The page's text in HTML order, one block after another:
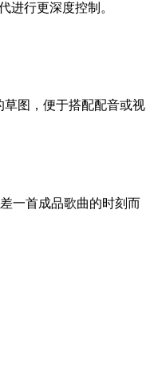
进行更深度控制。
图，便于搭配配音或视
一首成品歌曲的时刻而